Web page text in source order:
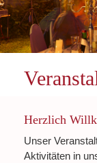
Herzlich
Unser
Aktivitäten in